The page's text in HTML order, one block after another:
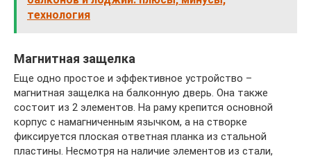
технология
Магнитная защелка
Еще одно простое и эффективное устройство –
магнитная защелка на балконную дверь. Она также
состоит из 2 элементов. На раму крепится основной
корпус с намагниченным язычком, а на створке
фиксируется плоская ответная планка из стальной
пластины. Несмотря на наличие элементов из стали,